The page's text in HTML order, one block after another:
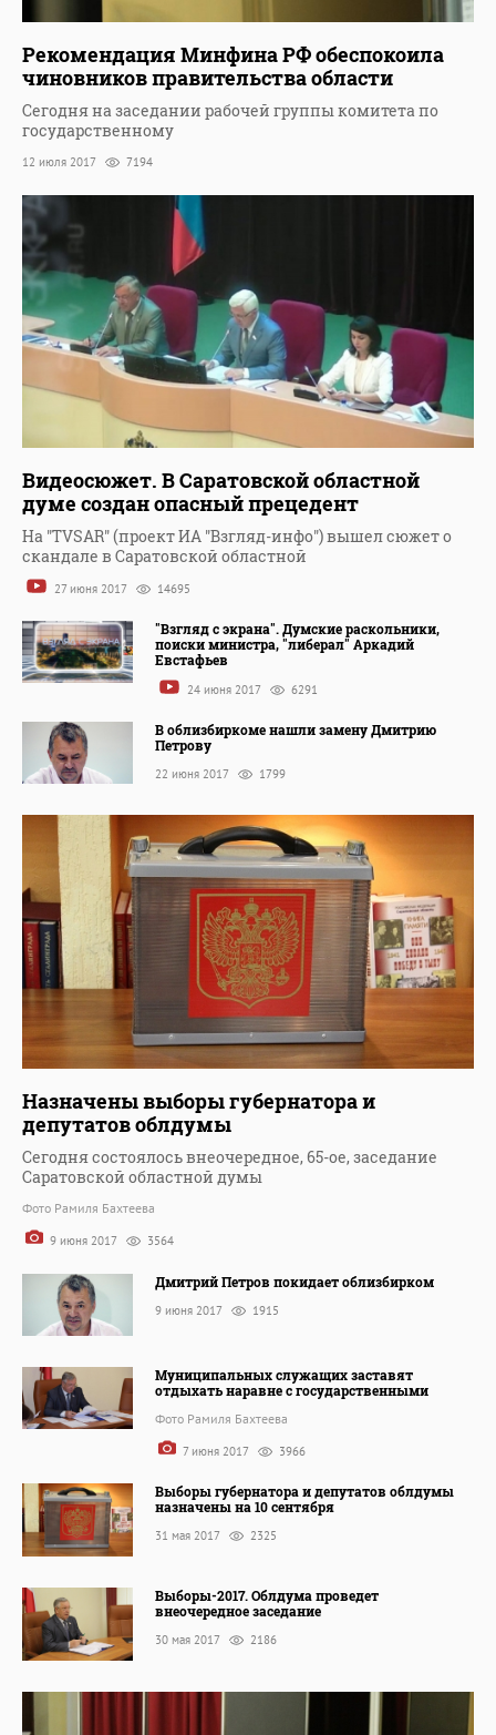
Рекомендация Минфина РФ обеспокоила
чиновников правительства области
Сегодня на заседании рабочей группы комитета по
государственному
12 июля 2017 7194
Видеосюжет. В Саратовской областной
думе создан опасный прецедент
На "TVSAR" (проект ИА "Взгляд-инфо") вышел сюжет о
скандале в Саратовской областной
27 июня 2017 14695
"Взгляд с экрана". Думские раскольники,
поиски министра, "либерал" Аркадий
Евстафьев
24 июня 2017 6291
В облизбиркоме нашли замену Дмитрию
Петрову
22 июня 2017 1799
Назначены выборы губернатора и
депутатов облдумы
Сегодня состоялось внеочередное, 65-ое, заседание
Саратовской областной думы
Фото Рамиля Бахтеева
9 июня 2017 3564
Дмитрий Петров покидает облизбирком
9 июня 2017 1915
Муниципальных служащих заставят
отдыхать наравне с государственными
Фото Рамиля Бахтеева
7 июня 2017 3966
Выборы губернатора и депутатов облдумы
назначены на 10 сентября
31 мая 2017 2325
Выборы-2017. Облдума проведет
внеочередное заседание
30 мая 2017 2186